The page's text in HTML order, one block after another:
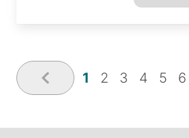
1 2 3 4 5 6